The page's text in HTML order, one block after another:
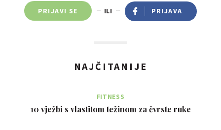
PRIJAVI SE ILI PRIJAVA
NAJČITANIJE
FITNESS
10 vježbi s vlastitom težinom za čvrste ruke